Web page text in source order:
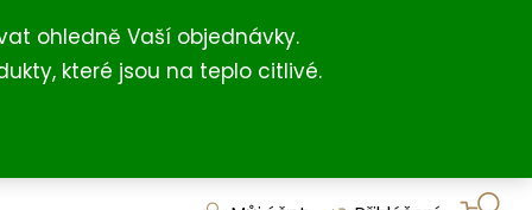
ohledně Vaší objednávky.
které jsou na teplo citlivé.
+420 731 127 211 (For English)